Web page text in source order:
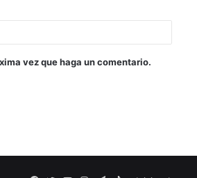
vez que haga un comentario.